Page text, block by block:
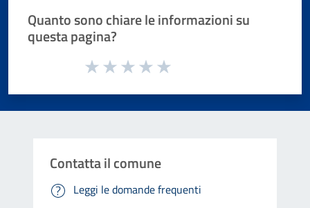
Quanto sono chiare le informazioni su
questa pagina?
Valuta da 1 a 5 stelle la pagina
Contatta il comune
Leggi le domande frequenti